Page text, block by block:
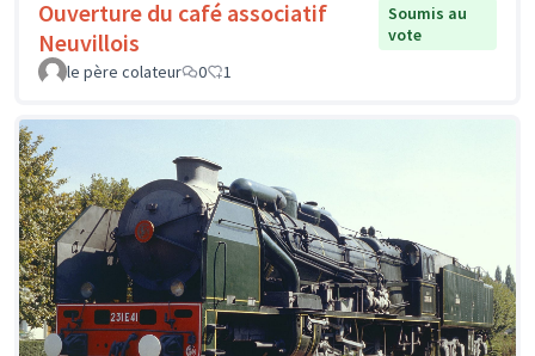
Ouverture du café associatif
Neuvillois
Soumis au
vote
le père colateur
0 1